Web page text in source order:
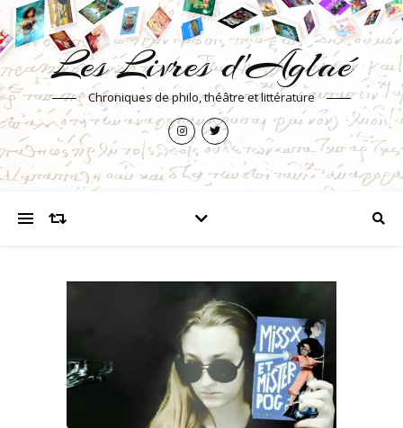
Les Livres d'Aglaé
Chroniques de philo, théâtre et littérature